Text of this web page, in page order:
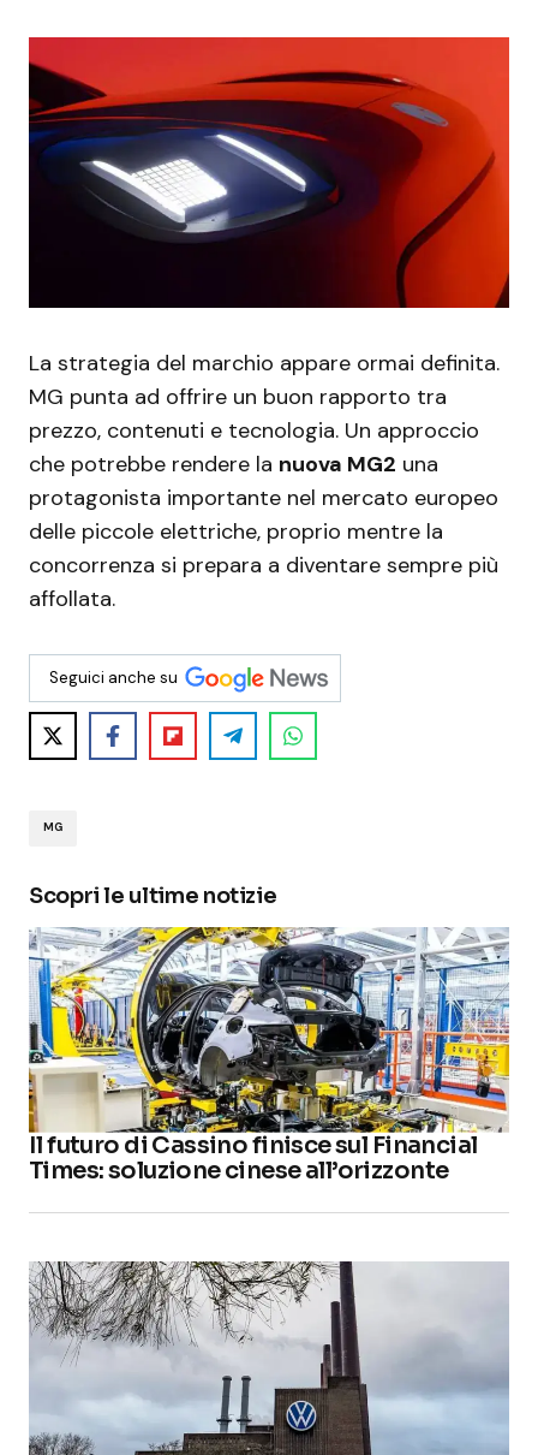
La strategia del marchio appare ormai definita.
MG punta ad offrire un buon rapporto tra
prezzo, contenuti e tecnologia. Un approccio
che potrebbe rendere la nuova MG2 una
protagonista importante nel mercato europeo
delle piccole elettriche, proprio mentre la
concorrenza si prepara a diventare sempre più
affollata.
Seguici anche su
MG
Scopri le ultime notizie
Il futuro di Cassino finisce sul Financial
Times: soluzione cinese all’orizzonte